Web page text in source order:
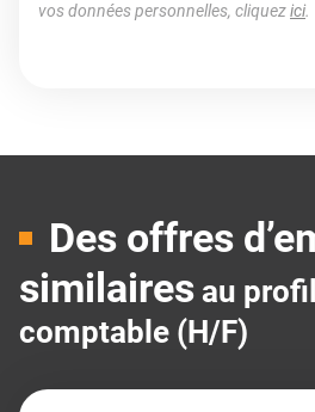
vos données personnelles, cliquezici.
Des offres
similaires au
comptable (H/F)